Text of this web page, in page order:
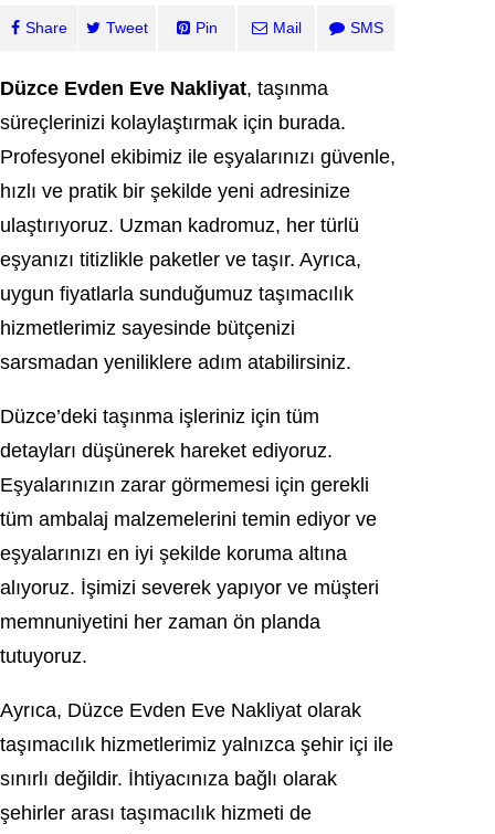
Share Tweet Pin Mail SMS
Düzce Evden Eve Nakliyat, taşınma
süreçlerinizi kolaylaştırmak için burada.
Profesyonel ekibimiz ile eşyalarınızı güvenle,
hızlı ve pratik bir şekilde yeni adresinize
ulaştırıyoruz. Uzman kadromuz, her türlü
eşyanızı titizlikle paketler ve taşır. Ayrıca,
uygun fiyatlarla sunduğumuz taşımacılık
hizmetlerimiz sayesinde bütçenizi
sarsmadan yeniliklere adım atabilirsiniz.
Düzce’deki taşınma işleriniz için tüm
detayları düşünerek hareket ediyoruz.
Eşyalarınızın zarar görmemesi için gerekli
tüm ambalaj malzemelerini temin ediyor ve
eşyalarınızı en iyi şekilde koruma altına
alıyoruz. İşimizi severek yapıyor ve müşteri
memnuniyetini her zaman ön planda
tutuyoruz.
Ayrıca, Düzce Evden Eve Nakliyat olarak
taşımacılık hizmetlerimiz yalnızca şehir içi ile
sınırlı değildir. İhtiyacınıza bağlı olarak
şehirler arası taşımacılık hizmeti de